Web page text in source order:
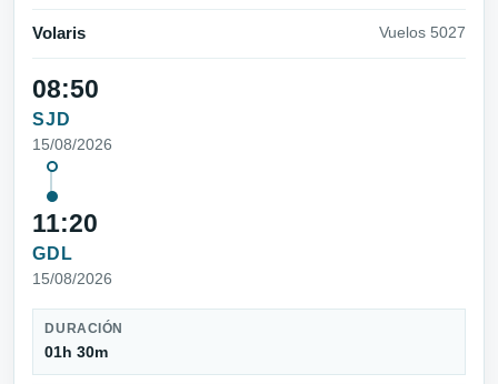
Volaris Vuelos 5027
08:50
SJD
15/08/2026
11:20
GDL
15/08/2026
DURACIÓN
01h 30m